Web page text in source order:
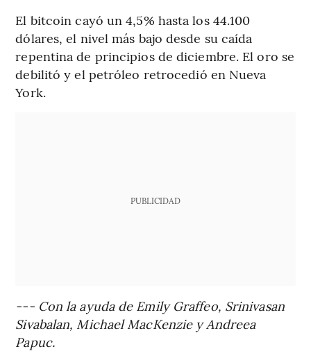
El bitcoin cayó un 4,5% hasta los 44.100
dólares, el nivel más bajo desde su caída
repentina de principios de diciembre. El oro se
debilitó y el petróleo retrocedió en Nueva
York.
PUBLICIDAD
--- Con la ayuda de Emily Graffeo, Srinivasan
Sivabalan, Michael MacKenzie y Andreea
Papuc.